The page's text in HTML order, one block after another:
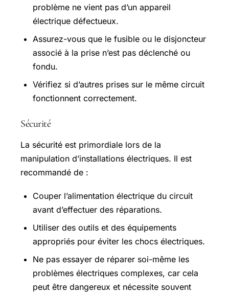
problème ne vient pas d’un appareil
électrique défectueux.
Assurez-vous que le fusible ou le disjoncteur
associé à la prise n’est pas déclenché ou
fondu.
Vérifiez si d’autres prises sur le même circuit
fonctionnent correctement.
Sécurité
La sécurité est primordiale lors de la
manipulation d’installations électriques. Il est
recommandé de :
Couper l’alimentation électrique du circuit
avant d’effectuer des réparations.
Utiliser des outils et des équipements
appropriés pour éviter les chocs électriques.
Ne pas essayer de réparer soi-même les
problèmes électriques complexes, car cela
peut être dangereux et nécessite souvent